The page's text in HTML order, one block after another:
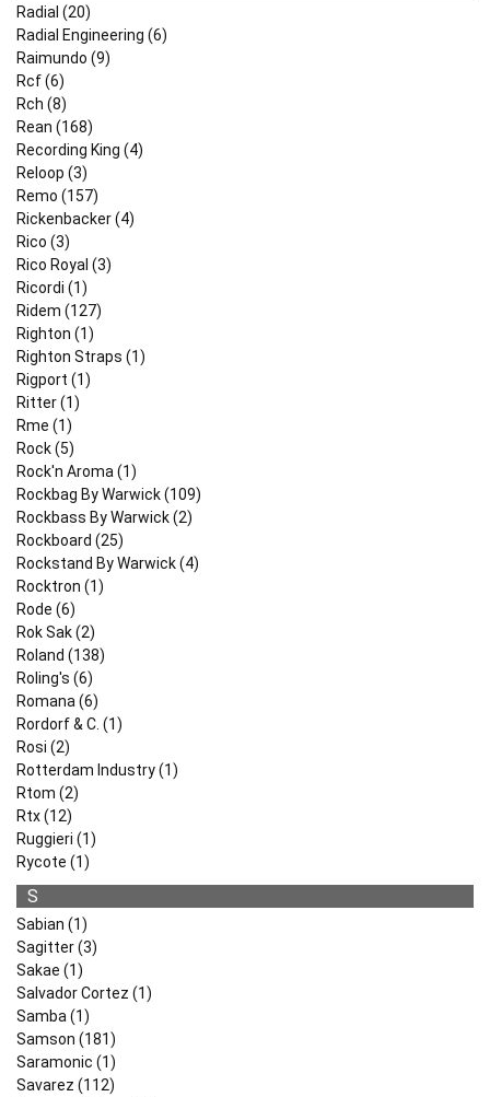
Radial (20)
Radial Engineering (6)
Raimundo (9)
Rcf (6)
Rch (8)
Rean (168)
Recording King (4)
Reloop (3)
Remo (157)
Rickenbacker (4)
Rico (3)
Rico Royal (3)
Ricordi (1)
Ridem (127)
Righton (1)
Righton Straps (1)
Rigport (1)
Ritter (1)
Rme (1)
Rock (5)
Rock'n Aroma (1)
Rockbag By Warwick (109)
Rockbass By Warwick (2)
Rockboard (25)
Rockstand By Warwick (4)
Rocktron (1)
Rode (6)
Rok Sak (2)
Roland (138)
Roling's (6)
Romana (6)
Rordorf & C. (1)
Rosi (2)
Rotterdam Industry (1)
Rtom (2)
Rtx (12)
Ruggieri (1)
Rycote (1)
S
Sabian (1)
Sagitter (3)
Sakae (1)
Salvador Cortez (1)
Samba (1)
Samson (181)
Saramonic (1)
Savarez (112)